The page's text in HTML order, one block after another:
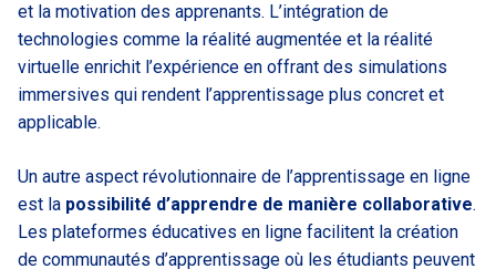
et la motivation des apprenants. L’intégration de
technologies comme la réalité augmentée et la réalité
virtuelle enrichit l’expérience en offrant des simulations
immersives qui rendent l’apprentissage plus concret et
applicable.
Un autre aspect révolutionnaire de l’apprentissage en ligne
est la possibilité d’apprendre de manière collaborative.
Les plateformes éducatives en ligne facilitent la création
de communautés d’apprentissage où les étudiants peuvent